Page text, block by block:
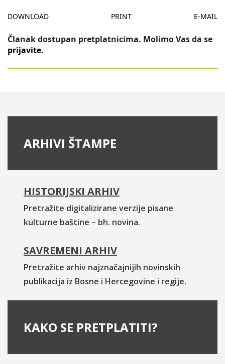
DOWNLOAD PRINT E-MAIL
Članak dostupan pretplatnicima. Molimo Vas da se
prijavite.
ARHIVI ŠTAMPE
HISTORIJSKI ARHIV
Pretražite digitalizirane verzije pisane
kulturne baštine – bh. novina.
SAVREMENI ARHIV
Pretražite arhiv najznačajnijih novinskih
publikacija iz Bosne i Hercegovine i regije.
KAKO SE PRETPLATITI?